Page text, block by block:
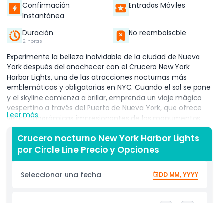
Confirmación
Instantánea
Entradas Móviles
Duración
2 horas
No reembolsable
Experimente la belleza inolvidable de la ciudad de Nueva
York después del anochecer con el Crucero New York
Harbor Lights, una de las atracciones nocturnas más
emblemáticas y obligatorias en NYC. Cuando el sol se pone
y el skyline comienza a brillar, emprenda un viaje mágico
vespertino a través del Puerto de Nueva York, que ofrece
vistas panorámicas impresionantes de los monumentos
más famosos de la ciudad, bellamente iluminados contra
el cielo nocturno. Este crucero nocturno escénico de 2
horas en NYC navega junto a la Estatua de la Libertad, el
Puente de Brooklyn, la Isla Ellis y las relucientes torres de
Lower Manhattan, brindando oportunidades fotográficas
incomparables y un ambiente verdaderamente romántico.
experiencia relajante pero inspiradora, el Crucero Harbor
Leer más
Crucero nocturno New York Harbor Lights
por Circle Line Precio y Opciones
Seleccionar una fecha DD MM, YYYY